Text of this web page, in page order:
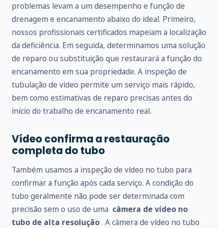
problemas levam a um desempenho e função de
drenagem e encanamento abaixo do ideal. Primeiro,
nossos profissionais certificados mapeiam a localização
da deficiência. Em seguida, determinamos uma solução
de reparo ou substituição que restaurará a função do
encanamento em sua propriedade. A inspeção de
tubulação de vídeo permite um serviço mais rápido,
bem como estimativas de reparo precisas antes do
início do trabalho de encanamento real.
Vídeo confirma a restauração
completa do tubo
Também usamos a inspeção de vídeo no tubo para
confirmar a função após cada serviço. A condição do
tubo geralmente não pode ser determinada com
precisão sem o uso de uma câmera de vídeo no
tubo de alta resolução. A câmera de vídeo no tubo